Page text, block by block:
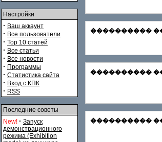
Настройки
· Ваш аккаунт
· Все пользователи
· Top 10 статей
· Все статьи
· Все новости
· Программы
· Статистика сайта
· Вход с КПК
· RSS
Последние советы
New! · Запуск
демонстрационного
режима (Exhibition
����������
����������
����������